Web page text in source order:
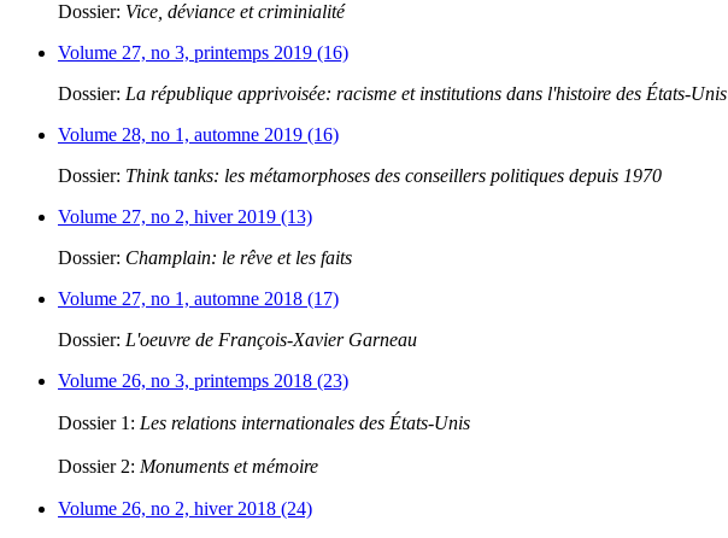
Dossier: Vice, déviance et criminialité
Volume 27, no 3, printemps 2019 (16)
Dossier: La république apprivoisée: racisme et institutions dans l'histoire des États-Unis
Volume 28, no 1, automne 2019 (16)
Dossier: Think tanks: les métamorphoses des conseillers politiques depuis 1970
Volume 27, no 2, hiver 2019 (13)
Dossier: Champlain: le rêve et les faits
Volume 27, no 1, automne 2018 (17)
Dossier: L'oeuvre de François-Xavier Garneau
Volume 26, no 3, printemps 2018 (23)
Dossier 1: Les relations internationales des États-Unis
Dossier 2: Monuments et mémoire
Volume 26, no 2, hiver 2018 (24)